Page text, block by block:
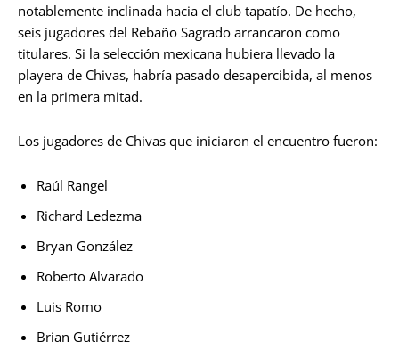
notablemente inclinada hacia el club tapatío. De hecho,
seis jugadores del Rebaño Sagrado arrancaron como
titulares. Si la selección mexicana hubiera llevado la
playera de Chivas, habría pasado desapercibida, al menos
en la primera mitad.
Los jugadores de Chivas que iniciaron el encuentro fueron:
Raúl Rangel
Richard Ledezma
Bryan González
Roberto Alvarado
Luis Romo
Brian Gutiérrez